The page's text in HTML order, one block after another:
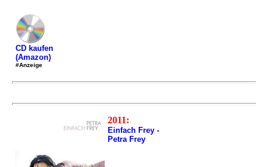
CD kaufen
(Amazon)
#Anzeige
2011:
Einfach Frey -
Petra Frey